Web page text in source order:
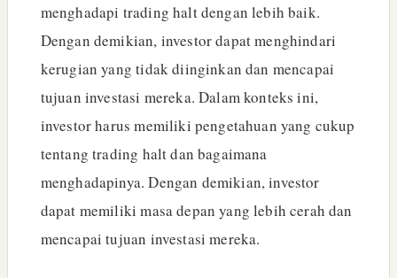
menghadapi trading halt dengan lebih baik.
Dengan demikian, investor dapat menghindari
kerugian yang tidak diinginkan dan mencapai
tujuan investasi mereka. Dalam konteks ini,
investor harus memiliki pengetahuan yang cukup
tentang trading halt dan bagaimana
menghadapinya. Dengan demikian, investor
dapat memiliki masa depan yang lebih cerah dan
mencapai tujuan investasi mereka.